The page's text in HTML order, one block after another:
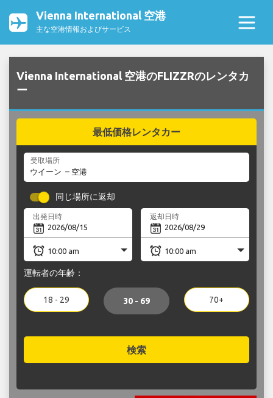
Vienna International 空港
主な空港情報およびサービス
Vienna International 空港のFLIZZRのレンタカ
ー
最低価格レンタカー
受取場所
同じ場所に返却
出発日時 返却日時
運転者の年齢：
18 - 29 30 - 69 70+
検索